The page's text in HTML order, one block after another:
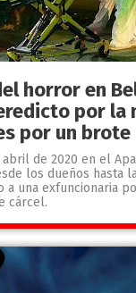
horror en
por la
por un brote
de 2020 en el
los dueños hasta
a una exfuncionaria
cárcel.